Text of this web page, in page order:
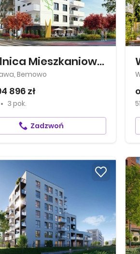
Dzielnica Mieszkaniowa Metro Zachód
Bemowo
896 zł
3 pok.
Zadzwoń